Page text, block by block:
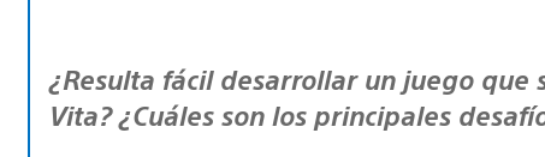
¿Resulta fácil desarrollar un juego que se ve igual tanto en PS3 como en PS
Vita? ¿Cuáles son los principales